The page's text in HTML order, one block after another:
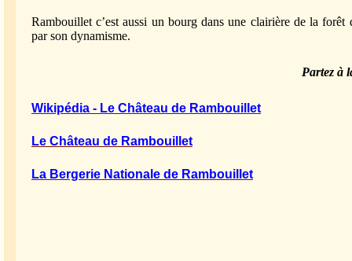
Rambouillet c’est aussi un bourg dans une clairière de la
par son dynamisme.
Partez à
Wikipédia - Le Château de Rambouillet
Le Château de Rambouillet
La Bergerie Nationale de Rambouillet